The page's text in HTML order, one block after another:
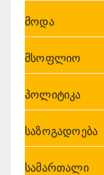
მოდა
მსოფლიო
პოლიტიკა
საზოგადოება
სამართალი